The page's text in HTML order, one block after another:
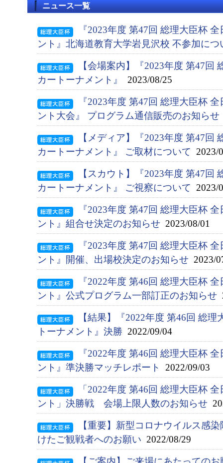
ニュース一覧
『2023年度 第47回 総理大臣杯
ント』北海道教育大学岩見沢校 不参加につ
【会場案内】『2023年度 第47回
カートーナメント』
2023/08/25
『2023年度 第47回 総理大臣杯
ント大会』 プログラム通信販売のお知らせ
【メディア】『2023年度 第47回
カートーナメント』 ご取材について 2023/
【スカウト】『2023年度 第47回
カートーナメント』 ご視察について 2023/
『2023年度 第47回 総理大臣杯
ント』組合せ決定のお知らせ 2023/08/01
『2023年度 第47回 総理大臣杯
ント』開催、出場校決定のお知らせ 2023/
『2022年度 第46回 総理大臣杯
ント』公式プログラム一部訂正のお知らせ
【結果】『2022年度 第46回 総
トーナメント』決勝 2022/09/04
『2022年度 第46回 総理大臣杯
ント』準決勝マッチレポート
2022/09/03
「2022年度 第46回 総理大臣杯
ント」決勝戦 会場上限人数のお知らせ
【重要】新型コロナウイルス感
けたご観戦者へのお願い 2022/08/29